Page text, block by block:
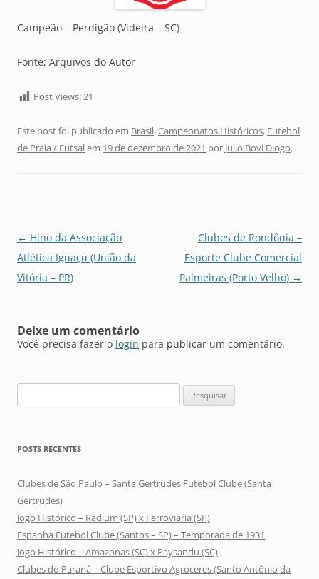
Campeão – Perdigão (Videira – SC)
Fonte: Arquivos do Autor
Post Views:21
Este post foi publicado em Brasil,Campeonatos Históricos, Futebol
de Praia / Futsalem 19 de dezembro de 2021 por Julio Bovi Diogo.
Navegação
de
posts
← Hino da Associação
Atlética Iguaçu (União da
Vitória – PR)
Clubes de Rondônia –
Esporte Clube Comercial
Palmeiras (Porto Velho) →
Deixe um comentário
Você precisa fazer o login para publicar um comentário.
por:
POSTS RECENTES
Clubes de São Paulo – Santa Gertrudes Futebol Clube (Santa
Gertrudes)
Jogo Histórico – Radium (SP) x Ferroviária (SP)
Espanha Futebol Clube (Santos – SP) – Temporada de 1931
Jogo Histórico – Amazonas (SC) x Paysandu (SC)
Clubes do Paraná – Clube Esportivo Agroceres (Santo Antônio da